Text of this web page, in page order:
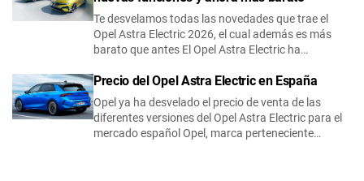
Te desvelamos todas las novedades que trae el
Opel Astra Electric 2026, el cual además es más
barato que antes El Opel Astra Electric ha…
Precio del Opel Astra Electric en España
Opel ya ha desvelado el precio de venta de las
diferentes versiones del Opel Astra Electric para el
mercado español Opel, marca perteneciente…